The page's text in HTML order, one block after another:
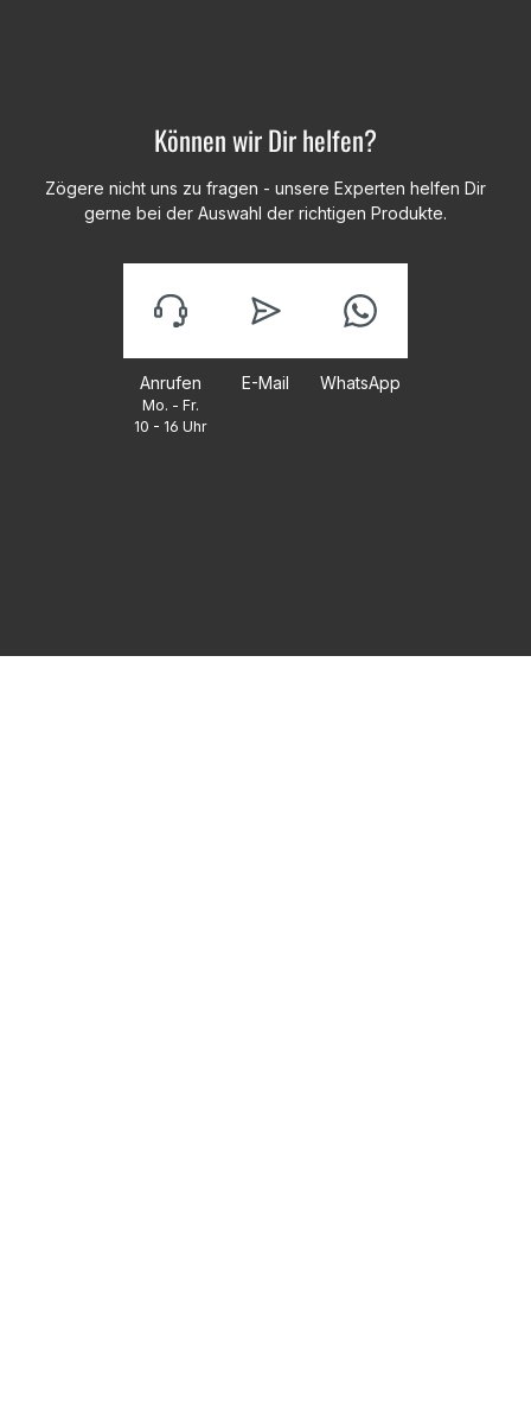
Können wir Dir helfen?
Zögere nicht uns zu fragen - unsere Experten helfen Dir
gerne bei der Auswahl der richtigen Produkte.
Anrufen
Mo. - Fr.
10 - 16 Uhr
E-Mail WhatsApp